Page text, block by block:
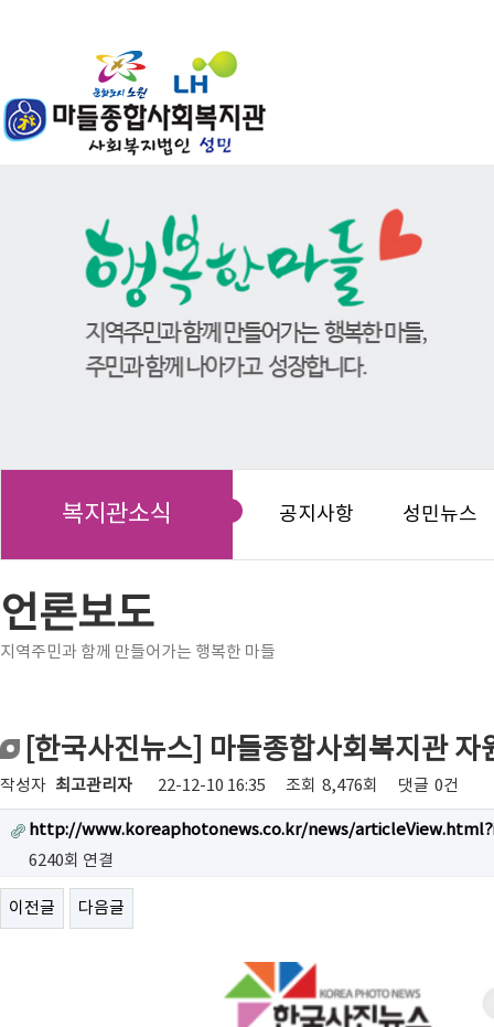
복지관소식 공지사항 성민뉴스
언론보도
지역주민과 함께 만들어가는 행복한 마들
[한국사진뉴스] 마들종합사회복지관
작성자 최고관리자 22-12-10 16:35 조회 8,476회 댓글 0건
http://www.koreaphotonews.co.kr/news/
6240회 연결
이전글 다음글